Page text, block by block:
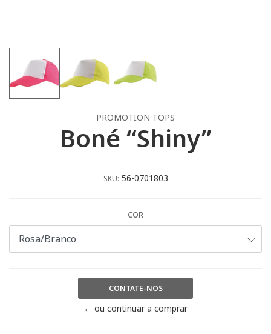
PROMOTION TOPS
Boné “Shiny”
SKU: 56-0701803
COR
CONTATE-NOS
← ou continuar a comprar